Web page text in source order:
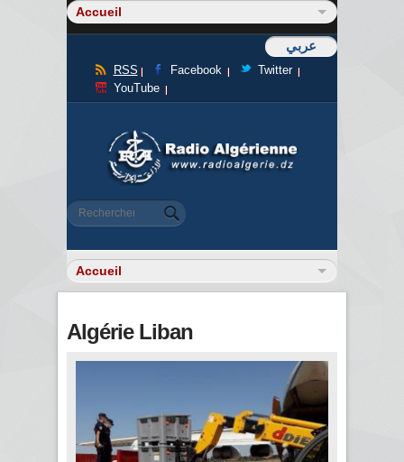
عربي
RSS Facebook
Twitter
YouTube
Formulaire de recherche
Rechercher
Algérie Liban